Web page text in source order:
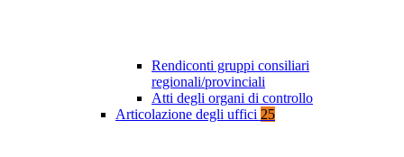
Rendiconti gruppi consiliari
regionali/provinciali
Atti degli organi di controllo
Articolazione degli uffici 25